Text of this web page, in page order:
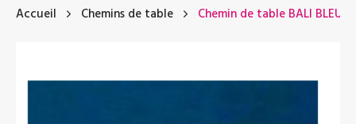
Accueil Chemins de table Chemin de table BALI BLEU